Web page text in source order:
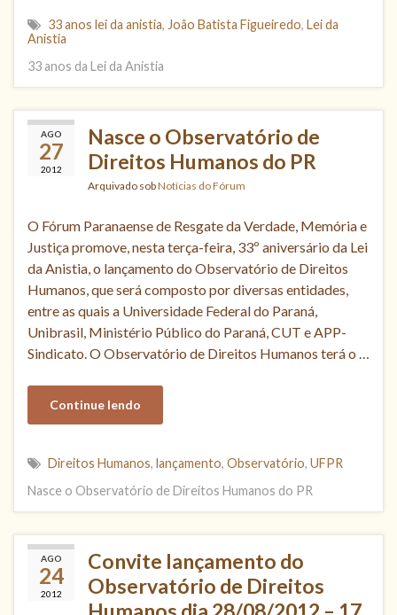
33 anos lei da anistia, João Batista Figueiredo, Lei da
Anistia
33 anos da Lei da Anistia
AGO
27
2012
Nasce o Observatório de
Direitos Humanos do PR
Arquivado sobNotícias do Fórum
O Fórum Paranaense de Resgate da Verdade, Memória e
Justiça promove, nesta terça-feira, 33º aniversário da Lei
da Anistia, o lançamento do Observatório de Direitos
Humanos, que será composto por diversas entidades,
entre as quais a Universidade Federal do Paraná,
Unibrasil, Ministério Público do Paraná, CUT e APP-
Sindicato. O Observatório de Direitos Humanos terá o …
Continue lendo
Direitos Humanos, lançamento, Observatório, UFPR
Nasce o Observatório de Direitos Humanos do PR
AGO
24
2012
Convite lançamento do
Observatório de Direitos